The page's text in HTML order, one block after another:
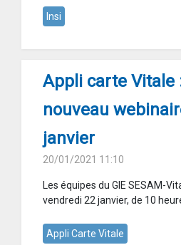
Insi
Appli carte Vitale
nouveau
janvier
20/01/2021 11:10
Les équipes du GIE SESAM-
vendredi 22 janvier, de 10
Appli Carte Vitale